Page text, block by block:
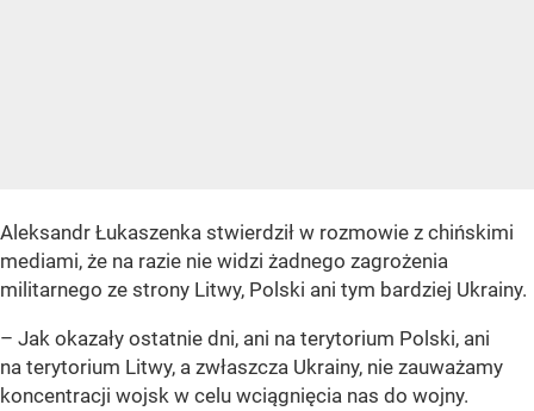
Aleksandr Łukaszenka stwierdził w rozmowie z chińskimi
mediami, że na razie nie widzi żadnego zagrożenia
militarnego ze strony Litwy, Polski ani tym bardziej Ukrainy.
– Jak okazały ostatnie dni, ani na terytorium Polski, ani
na terytorium Litwy, a zwłaszcza Ukrainy, nie zauważamy
koncentracji wojsk w celu wciągnięcia nas do wojny.